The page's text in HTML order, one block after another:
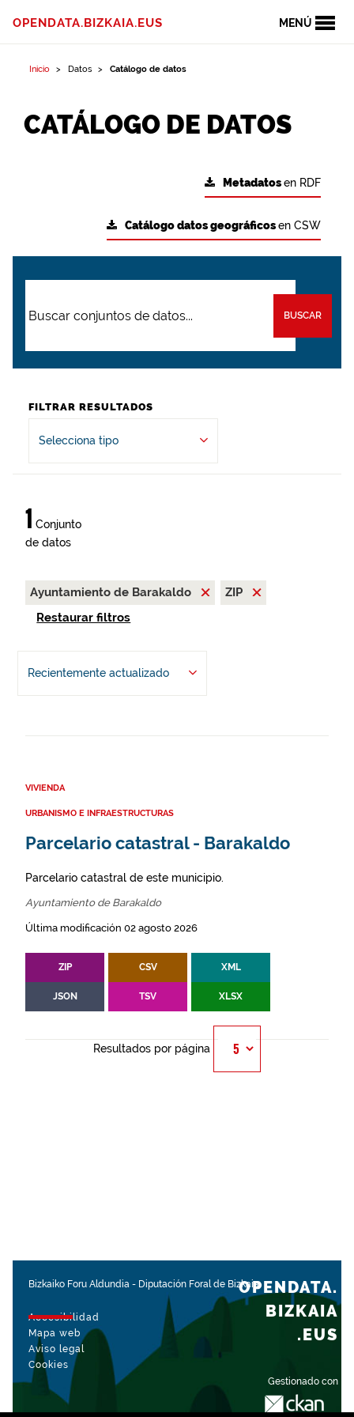
MENÚ
OPENDATA.BIZKAIA.EUS
Inicio Datos Catálogo de datos
CATÁLOGO DE DATOS
Metadatosen RDF
Catálogo datos geográficosen CSW
BUSCAR
FILTRAR RESULTADOS
Selecciona tipo
1 Conjunto
de datos
Ayuntamiento de Barakaldo
ZIP
Restaurar filtros
Recientemente actualizado
VIVIENDA
URBANISMO E INFRAESTRUCTURAS
Parcelario catastral - Barakaldo
Parcelario catastral de este municipio.
Ayuntamiento de Barakaldo
Última modificación 02 agosto 2026
ZIP CSV XML
JSON TSV XLSX
Resultados por página
Bizkaiko Foru Aldundia - Diputación Foral de Bizkaia
Accesibilidad
Mapa web
Aviso legal
Cookies
Gestionado con
OPENDATA.
BIZKAIA
.EUS